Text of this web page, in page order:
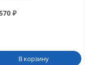
₽
В корзину